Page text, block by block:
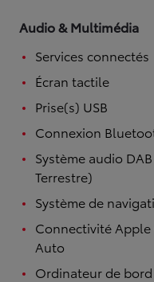
Audio & Multimédia
Services connectés
Écran tactile
Prise(s) USB
Connexion
Système audio
Terrestre)
Système de
Connectivité
Auto
Ordinateur de bord